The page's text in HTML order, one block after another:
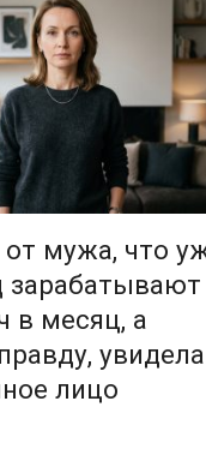
мужа, что
зарабатывают
в месяц, а
увидела
лицо